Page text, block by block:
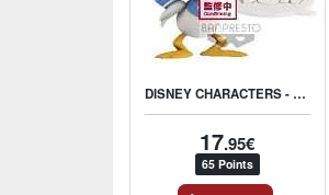
DISNEY CHARACTERS - MICKEY SHORTS COLLECTION VOL.1 - DONALD DUCK
17.95€
65 Points